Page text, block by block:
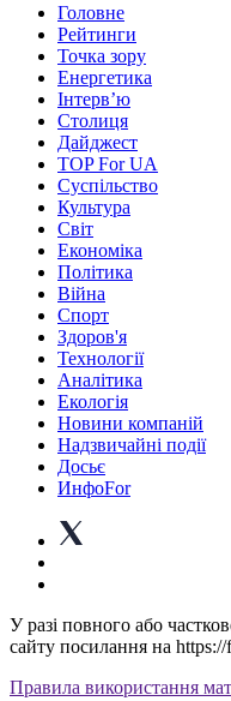
Головне
Рейтинги
Точка зору
Енергетика
Інтерв’ю
Столиця
Дайджест
TOP For UA
Суспiльство
Культура
Світ
Економіка
Політика
Війна
Спорт
Здоров'я
Технології
Аналітика
Екологія
Новини компаній
Надзвичайні події
Досьє
ИнфоFor
У разі повного або
сайту посилання на
Правила використання